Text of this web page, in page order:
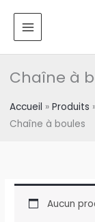
content
MENU
PRINCIPAL
Chaîne à
Accueil Produits
Chaîne à boules
Aucun